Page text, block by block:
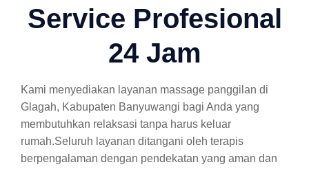
Service Profesional
24 Jam
Kami menyediakan layanan massage panggilan di
Glagah, Kabupaten Banyuwangi bagi Anda yang
membutuhkan relaksasi tanpa harus keluar
rumah.Seluruh layanan ditangani oleh terapis
berpengalaman dengan pendekatan yang aman dan